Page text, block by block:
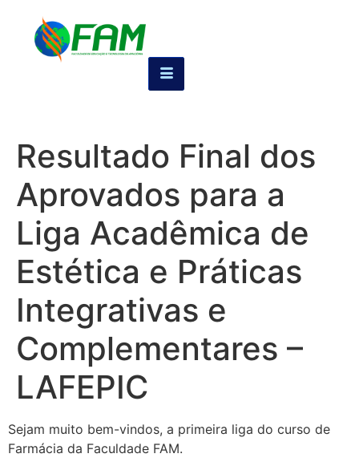
Resultado Final dos
Aprovados para a
Liga Acadêmica de
Estética e Práticas
Integrativas e
Complementares –
LAFEPIC
Sejam muito bem-vindos, a primeira liga do curso de
Farmácia da Faculdade FAM.